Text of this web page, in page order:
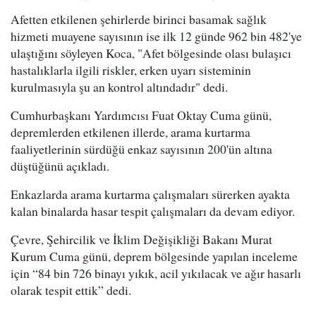
Afetten etkilenen şehirlerde birinci basamak sağlık
hizmeti muayene sayısının ise ilk 12 günde 962 bin 482'ye
ulaştığını söyleyen Koca, "Afet bölgesinde olası bulaşıcı
hastalıklarla ilgili riskler, erken uyarı sisteminin
kurulmasıyla şu an kontrol altındadır" dedi.
Cumhurbaşkanı Yardımcısı Fuat Oktay Cuma günü,
depremlerden etkilenen illerde, arama kurtarma
faaliyetlerinin sürdüğü enkaz sayısının 200'ün altına
düştüğünü açıkladı.
Enkazlarda arama kurtarma çalışmaları sürerken ayakta
kalan binalarda hasar tespit çalışmaları da devam ediyor.
Çevre, Şehircilik ve İklim Değişikliği Bakanı Murat
Kurum Cuma günü, deprem bölgesinde yapılan inceleme
için “84 bin 726 binayı yıkık, acil yıkılacak ve ağır hasarlı
olarak tespit ettik” dedi.